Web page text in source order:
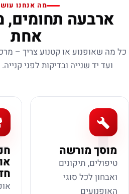
מה אנחנו
ארבעה תחומים,
אחת
כל מה שאופנוע או קטנוע צריך –
ועד יד שנייה ובדיקות לפני
1
מוסך מורשה
טיפולים, תיקונים
ואבחון לכל סוגי
האופנועים